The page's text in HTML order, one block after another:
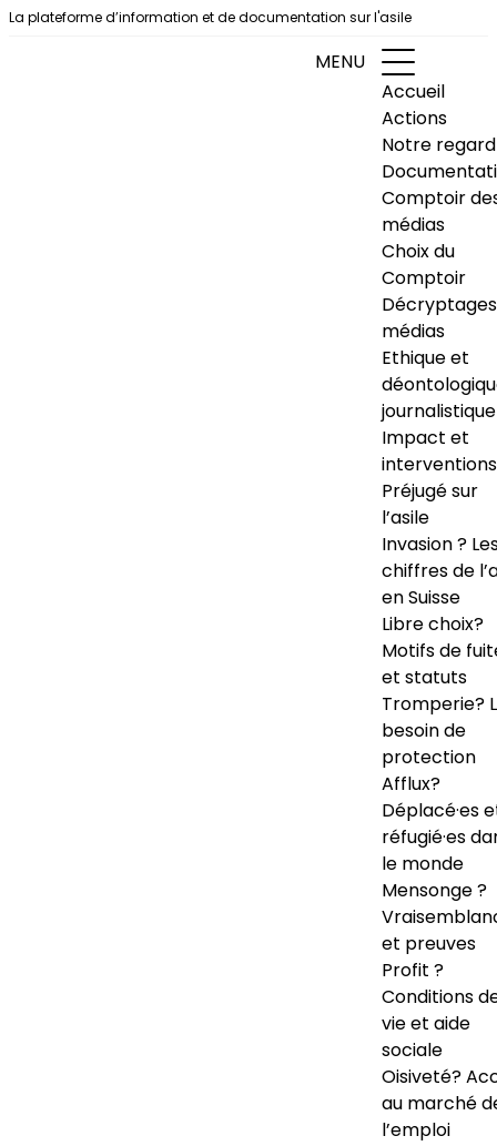
Aller au contenu
La plateforme d’information et de documentation sur l'asile
MENU
Accueil
Actions
Notre regard
Comptoir
médias
Choix du
Comptoir
Décryptages
médias
Ethique et
journalistique
Impact et
interventions
Préjugé sur
l’asile
Invasion ?
chiffres de
en Suisse
Libre choix?
Motifs de
et statuts
Tromperie?
besoin de
protection
Afflux?
Déplacé·es
réfugié·es
le monde
Mensonge ?
et preuves
Profit ?
Conditions
vie et aide
sociale
Oisiveté?
au marché
l’emploi